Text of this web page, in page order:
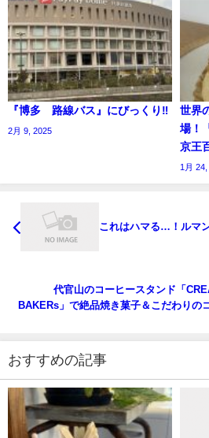
『博多 路線バス』にびっくり‼️
2月 9, 2025
世界
場！
京王
1月
これはハマる…！ルマ
代官山のコーヒースタンド「
BAKERs」で絶品焼き菓子＆こだわりの
おすすめの記事